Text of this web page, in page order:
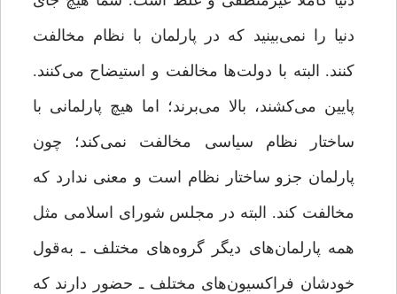
دنیا را نمی‌بینید که در پارلمان با نظام مخالفت
کنند. البته با دولت‌ها مخالفت و استیضاح می‌کنند.
پایین می‌کشند، بالا می‌برند؛ اما هیچ پارلمانی با
ساختار نظام سیاسی مخالفت نمی‌کند؛ چون
پارلمان جزو ساختار نظام است و معنی ندارد که
مخالفت کند. البته در مجلس شورای اسلامی مثل
همه‌ پارلمان‌های دیگر گروه‌های مختلف ـ به‌قول
خودشان فراکسیون‌های مختلف ـ حضور دارند که